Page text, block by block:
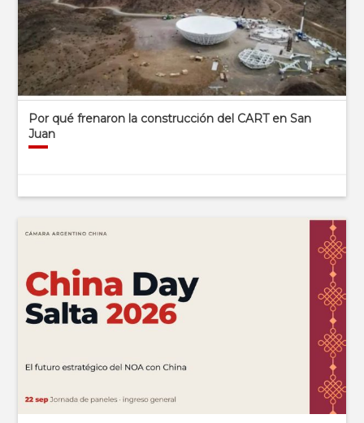
Por qué frenaron la construcción del CART en San
Juan